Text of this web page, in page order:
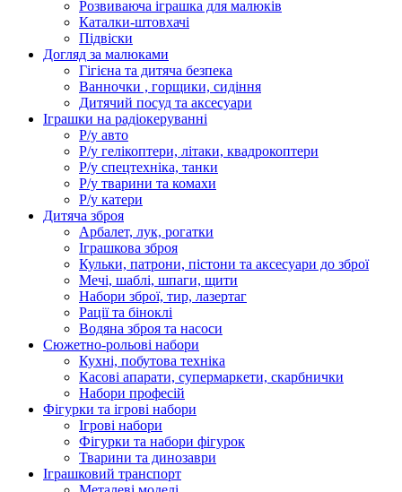
Розвиваюча іграшка для малюків
Каталки-штовхачі
Підвіски
Догляд за малюками
Гігієна та дитяча безпека
Ванночки , горщики, сидіння
Дитячий посуд та аксесуари
Іграшки на радіокеруванні
Р/у авто
Р/у гелікоптери, літаки, квадрокоптери
Р/у спецтехніка, танки
Р/у тварини та комахи
Р/у катери
Дитяча зброя
Арбалет, лук, рогатки
Іграшкова зброя
Кульки, патрони, пістони та аксесуари до зброї
Мечі, шаблі, шпаги, щити
Набори зброї, тир, лазертаг
Рації та біноклі
Водяна зброя та насоси
Сюжетно-рольові набори
Кухні, побутова техніка
Касові апарати, супермаркети, скарбнички
Набори професій
Фігурки та ігрові набори
Ігрові набори
Фігурки та набори фігурок
Тварини та динозаври
Іграшковий транспорт